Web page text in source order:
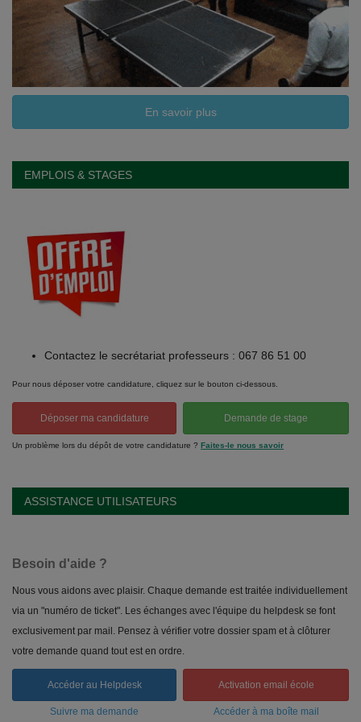
En savoir plus
EMPLOIS & STAGES
Contactez le secrétariat professeurs : 067 86 51 00
Pour nous déposer votre candidature, cliquez sur le bouton ci-dessous.
Déposer ma candidature Demande de stage
Un problème lors du dépôt de votre candidature ? Faites-le nous savoir
ASSISTANCE UTILISATEURS
Besoin d'aide ?
Nous vous aidons avec plaisir. Chaque demande est traitée individuellement
via un "numéro de ticket". Les échanges avec l'équipe du helpdesk se font
exclusivement par mail. Pensez à vérifier votre dossier spam et à clôturer
votre demande quand tout est en ordre.
Accéder au Helpdesk Activation email école
Suivre ma demande Accéder à ma boîte mail